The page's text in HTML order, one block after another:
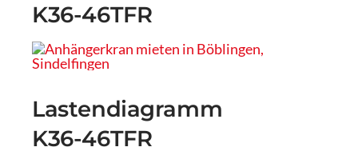
K36-46TFR
Lastendiagramm
K36-46TFR